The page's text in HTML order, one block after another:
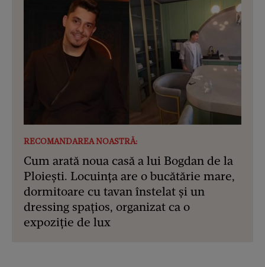
RECOMANDAREA NOASTRĂ:
Cum arată noua casă a lui Bogdan de la
Ploiești. Locuința are o bucătărie mare,
dormitoare cu tavan înstelat și un
dressing spațios, organizat ca o
expoziție de lux